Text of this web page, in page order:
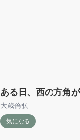
ある日、西の方角
大歳倫弘
気になる